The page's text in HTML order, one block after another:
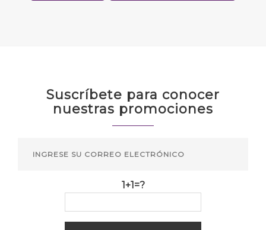
Suscríbete para conocer
nuestras promociones
1+1=?